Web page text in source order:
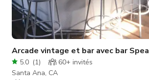
Arcade vintage et bar avec bar
5.0 (1) 60+ invités
Santa Ana, CA